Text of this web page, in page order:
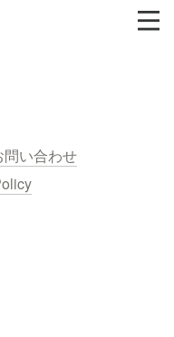
問い合わせ